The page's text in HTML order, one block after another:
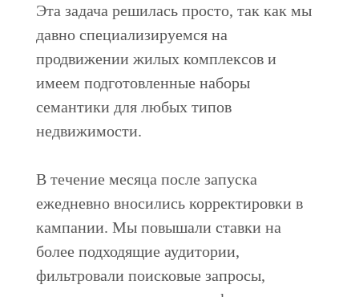
Эта задача решилась просто, так как мы
давно специализируемся на
продвижении жилых комплексов и
имеем подготовленные наборы
семантики для любых типов
недвижимости.
В течение месяца после запуска
ежедневно вносились корректировки в
кампании. Мы повышали ставки на
более подходящие аудитории,
фильтровали поисковые запросы,